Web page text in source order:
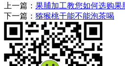
上一篇： 果脯加工教您如何选购果
下一篇： 猕猴桃干能不能泡茶喝